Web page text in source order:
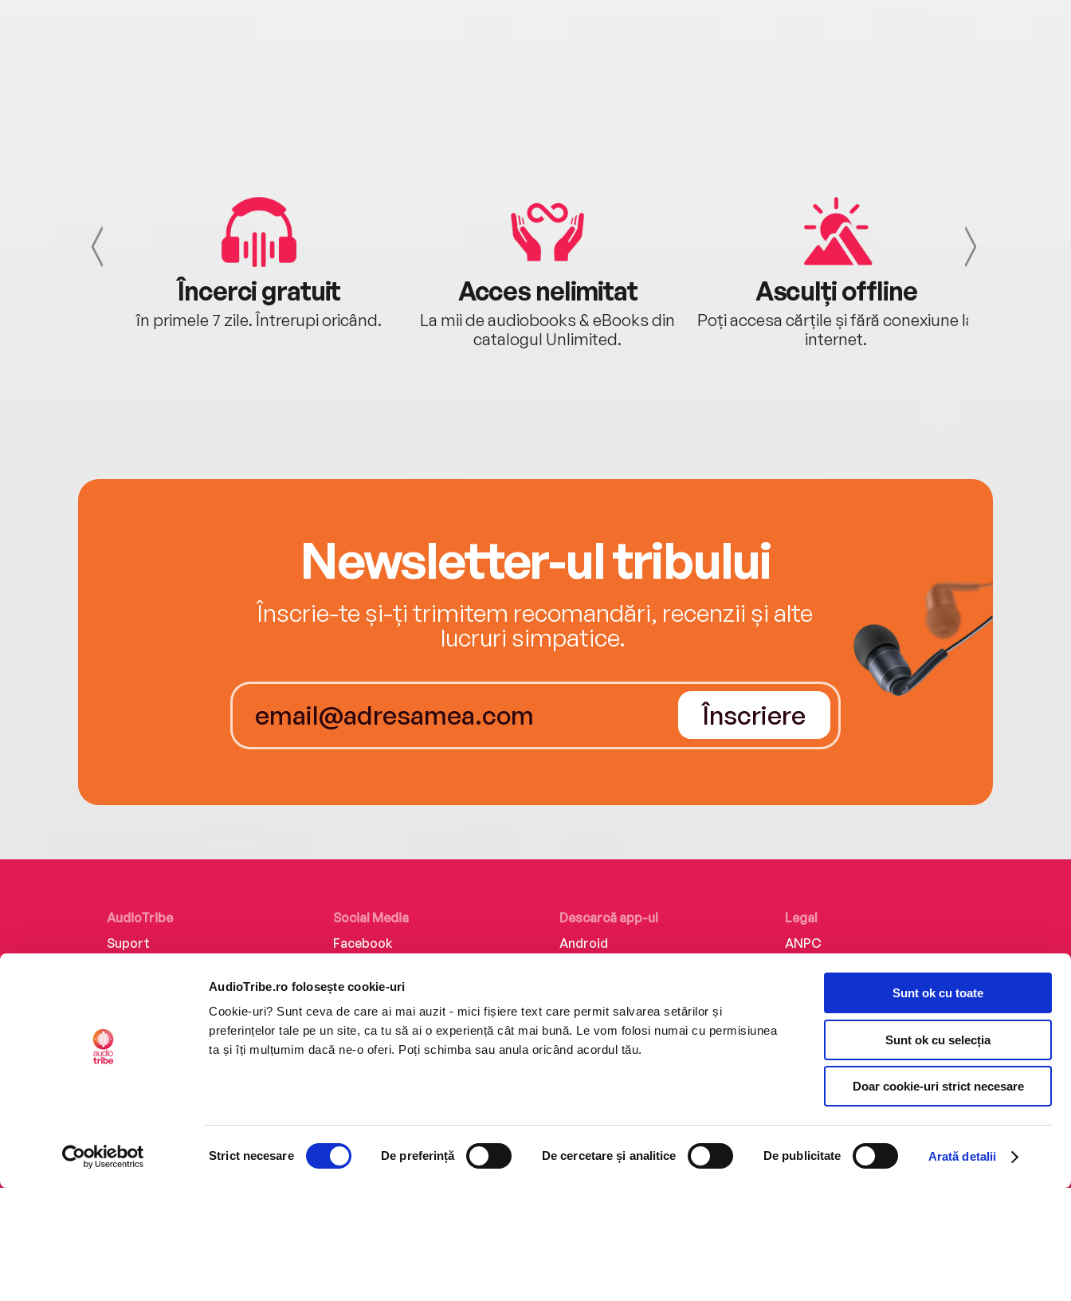
AudioTribe.ro folosește cookie-uri
Cookie-uri? Sunt ceva de care ai mai auzit - mici fișiere text care permit salvarea setărilor și
preferințelor tale pe un site, ca tu să ai o experiență cât mai bună. Le vom folosi numai cu permisiunea
ta și îți mulțumim dacă ne-o oferi. Poți schimba sau anula oricând acordul tău.
Strict necesare De preferință De cercetare și analitice De publicitate Arată detalii
Sunt ok cu toate
Sunt ok cu selecția
Doar cookie-uri strict necesare
Încerci gratuit
în primele 7 zile. Întrerupi oricând.
Acces nelimitat
La mii de audiobooks & eBooks din
catalogul Unlimited.
Asculți offline
Poți accesa cărțile și fără conexiune la
internet.
Newsletter-ul tribului
Înscrie-te și-ți trimitem recomandări, recenzii și alte
lucruri simpatice.
Înscriere
AudioTribe
Suport
Retragere din comandă
Social Media
Facebook
Instagram
TikTok
Descarcă app-ul
Android
Legal
ANPC
Politica de confidențialitate
Termeni și condiții